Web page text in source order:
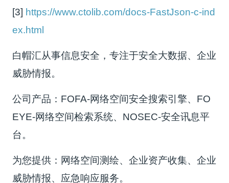
[3] https://www.ctolib.com/docs-FastJson-c-ind
ex.html
白帽汇从事信息安全，专注于安全大数据、企业
威胁情报。
公司产品：FOFA-网络空间安全搜索引擎、FO
EYE-网络空间检索系统、NOSEC-安全讯息平
台。
为您提供：网络空间测绘、企业资产收集、企业
威胁情报、应急响应服务。